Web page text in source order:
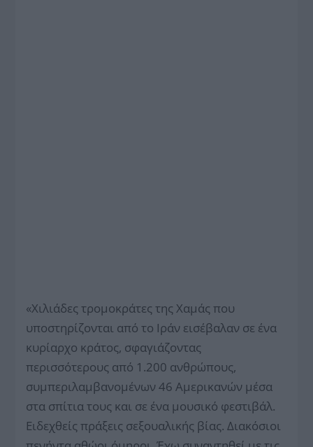
«Χιλιάδες τρομοκράτες της Χαμάς που
υποστηρίζονται από το Ιράν εισέβαλαν σε ένα
κυρίαρχο κράτος, σφαγιάζοντας
περισσότερους από 1.200 ανθρώπους,
συμπεριλαμβανομένων 46 Αμερικανών μέσα
στα σπίτια τους και σε ένα μουσικό φεστιβάλ.
Ειδεχθείς πράξεις σεξουαλικής βίας. Διακόσιοι